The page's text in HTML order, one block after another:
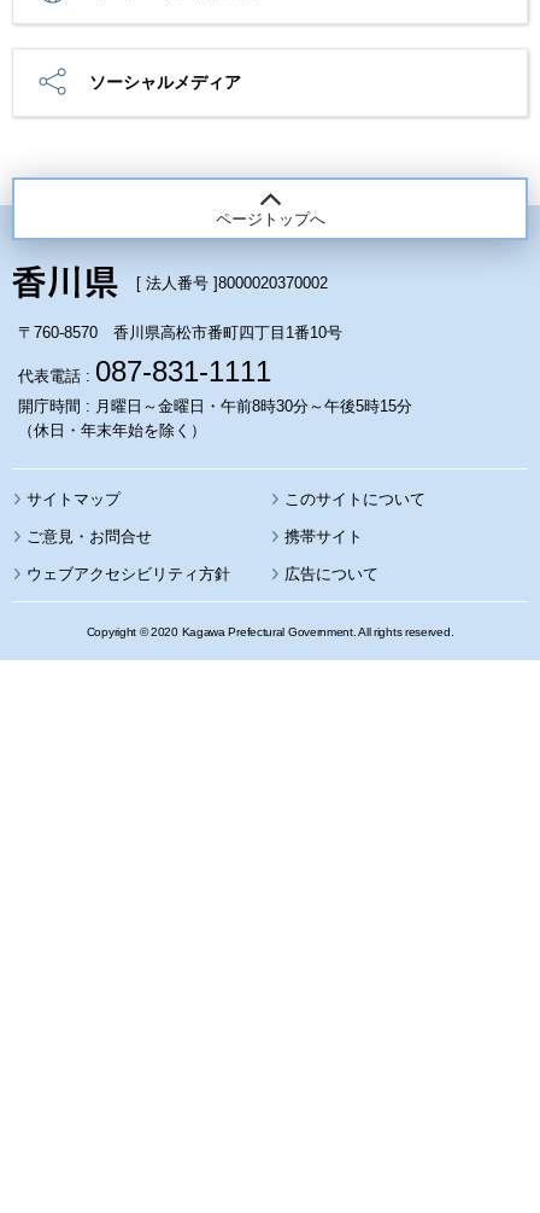
ソーシャルメディア
ページトップへ
[ 法人番号 ]8000020370002
〒760-8570 香川県高松市番町四丁目1番10号
代表電話 : 087-831-1111
開庁時間 : 月曜日～金曜日・午前8時30分～午後5時15分
（休日・年末年始を除く）
サイトマップ このサイトについて
携帯サイト
ウェブアクセシビリティ方針 広告について
Copyright © 2020 Kagawa Prefectural Government. All rights reserved.